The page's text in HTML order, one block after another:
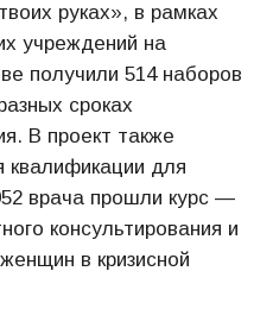
руках», в рамках
учреждений на
получили 514 наборов
сроках
В проект также
квалификации для
врача прошли курс —
консультирования и
в кризисной